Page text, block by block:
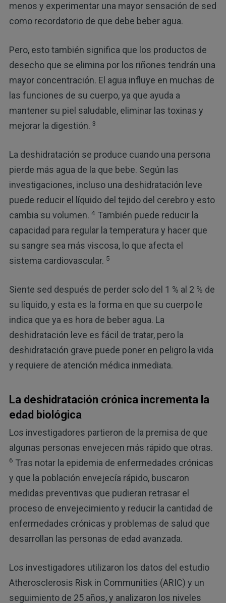
menos y experimentar una mayor sensación de sed
como recordatorio de que debe beber agua.
Pero, esto también significa que los productos de
desecho que se elimina por los riñones tendrán una
mayor concentración. El agua influye en muchas de
las funciones de su cuerpo, ya que ayuda a
mantener su piel saludable, eliminar las toxinas y
mejorar la digestión. 3
La deshidratación se produce cuando una persona
pierde más agua de la que bebe. Según las
investigaciones, incluso una deshidratación leve
puede reducir el líquido del tejido del cerebro y esto
cambia su volumen. 4También puede reducir la
capacidad para regular la temperatura y hacer que
su sangre sea más viscosa, lo que afecta el
sistema cardiovascular. 5
Siente sed después de perder solo del 1 % al 2 % de
su líquido, y esta es la forma en que su cuerpo le
indica que ya es hora de beber agua. La
deshidratación leve es fácil de tratar, pero la
deshidratación grave puede poner en peligro la vida
y requiere de atención médica inmediata.
La deshidratación crónica incrementa la
edad biológica
Los investigadores partieron de la premisa de que
algunas personas envejecen más rápido que otras.
6 Tras notar la epidemia de enfermedades crónicas
y que la población envejecía rápido, buscaron
medidas preventivas que pudieran retrasar el
proceso de envejecimiento y reducir la cantidad de
enfermedades crónicas y problemas de salud que
desarrollan las personas de edad avanzada.
Los investigadores utilizaron los datos del estudio
Atherosclerosis Risk in Communities (ARIC) y un
seguimiento de 25 años, y analizaron los niveles